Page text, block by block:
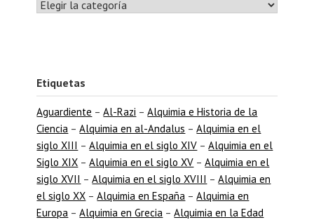
Etiquetas
Aguardiente –Al-Razi –Alquimia e Historia de la
Ciencia –Alquimia en al-Andalus –Alquimia en el
siglo XIII –Alquimia en el siglo XIV –Alquimia en el
Siglo XIX –Alquimia en el siglo XV –Alquimia en el
siglo XVII –Alquimia en el siglo XVIII –Alquimia en
el siglo XX –Alquimia en España –Alquimia en
Europa –Alquimia en Grecia –Alquimia en la Edad